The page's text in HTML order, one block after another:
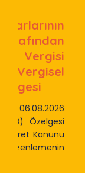
90 Seri
Genel
Emlak
Bedelleri
Mustafa
Kaynak:
Gazete
Seri No: 90)